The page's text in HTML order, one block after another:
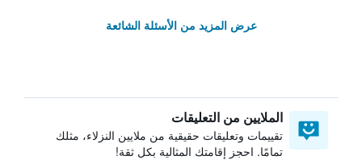
عرض المزيد من الأسئلة الشائعة
الملايين من التعليقات
تقييمات وتعليقات حقيقية من ملايين النزلاء، مثلك
تمامًا. احجز إقامتك المثالية بكل ثقة!